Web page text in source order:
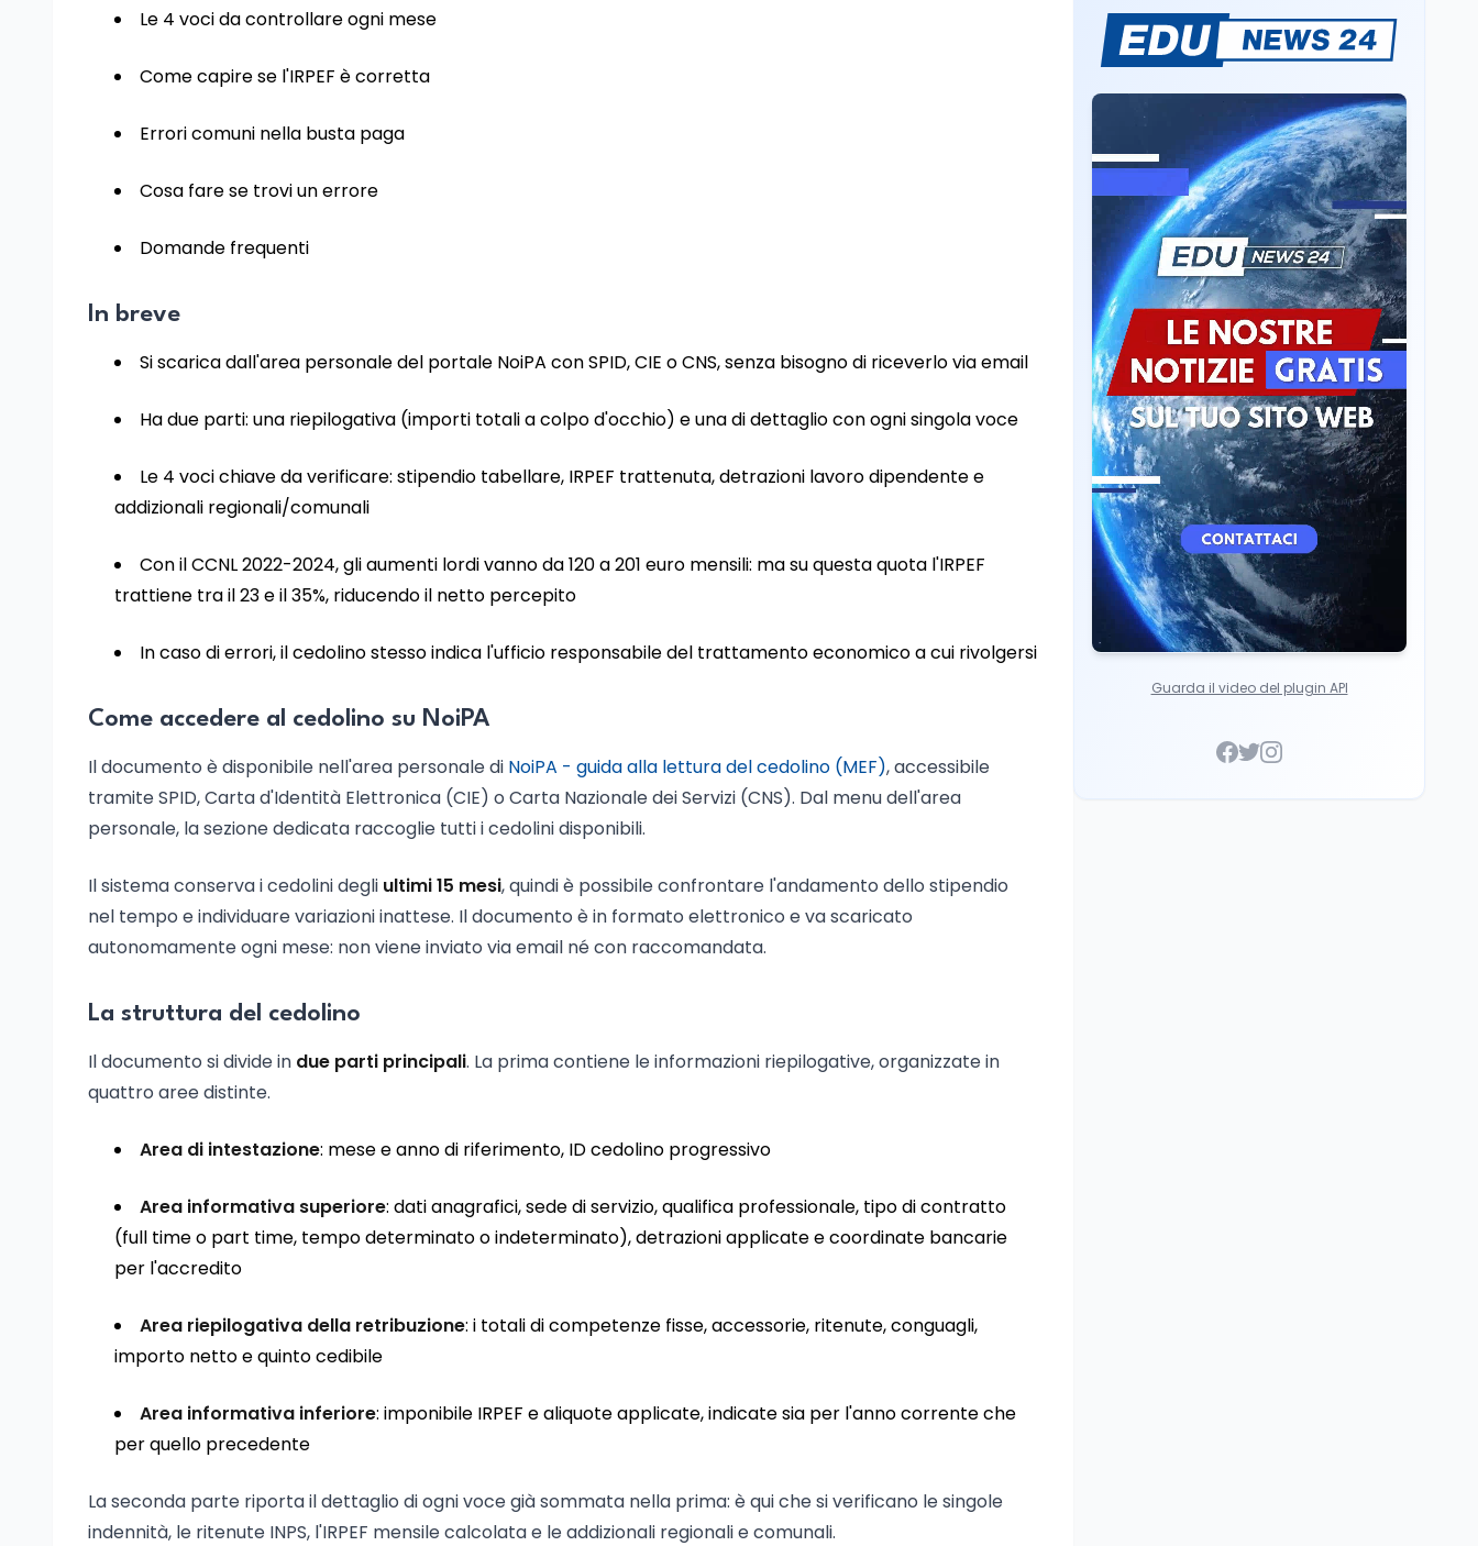
Le 4 voci da controllare ogni mese
Come capire se l'IRPEF è corretta
Errori comuni nella busta paga
Cosa fare se trovi un errore
Domande frequenti
In breve
Si scarica dall'area personale del portale NoiPA con SPID, CIE o CNS, senza bisogno di riceverlo via email
Ha due parti: una riepilogativa (importi totali a colpo d'occhio) e una di dettaglio con ogni singola voce
Le 4 voci chiave da verificare: stipendio tabellare, IRPEF trattenuta, detrazioni lavoro dipendente e
addizionali regionali/comunali
Con il CCNL 2022-2024, gli aumenti lordi vanno da 120 a 201 euro mensili: ma su questa quota l'IRPEF
trattiene tra il 23 e il 35%, riducendo il netto percepito
In caso di errori, il cedolino stesso indica l'ufficio responsabile del trattamento economico a cui rivolgersi
Come accedere al cedolino su NoiPA
Il documento è disponibile nell'area personale di NoiPA - guida alla lettura del cedolino (MEF), accessibile
tramite SPID, Carta d'Identità Elettronica (CIE) o Carta Nazionale dei Servizi (CNS). Dal menu dell'area
personale, la sezione dedicata raccoglie tutti i cedolini disponibili.
Il sistema conserva i cedolini degli ultimi 15 mesi, quindi è possibile confrontare l'andamento dello stipendio
nel tempo e individuare variazioni inattese. Il documento è in formato elettronico e va scaricato
autonomamente ogni mese: non viene inviato via email né con raccomandata.
La struttura del cedolino
Il documento si divide in due parti principali. La prima contiene le informazioni riepilogative, organizzate in
quattro aree distinte.
Area di intestazione: mese e anno di riferimento, ID cedolino progressivo
Area informativa superiore: dati anagrafici, sede di servizio, qualifica professionale, tipo di contratto
(full time o part time, tempo determinato o indeterminato), detrazioni applicate e coordinate bancarie
per l'accredito
Area riepilogativa della retribuzione: i totali di competenze fisse, accessorie, ritenute, conguagli,
importo netto e quinto cedibile
Area informativa inferiore: imponibile IRPEF e aliquote applicate, indicate sia per l'anno corrente che
per quello precedente
La seconda parte riporta il dettaglio di ogni voce già sommata nella prima: è qui che si verificano le singole
indennità, le ritenute INPS, l'IRPEF mensile calcolata e le addizionali regionali e comunali.
Lavoro
Volontariato, firmata
l’intesa triennale tra
Scuola5 ago
Il Ministro della Pa
Zangrillo in Parlamento:
"12 miliardi per l'edilizia
e la sicurezza delle
scuole con risorse Pnrr"
Scuola5 ago
Il Ministro Valditara ha
incontrato due studenti
palestinesi giunti da
Gaza che hanno
superato la Maturità in
Italia
Scuola5 ago
Maturità 2026, 100 e
lode da record: 14.123
diplomi con voto
massimo
Guarda il video del plugin API